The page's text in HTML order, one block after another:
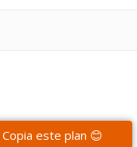
este plan 😊